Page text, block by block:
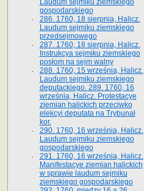
Laudum sejmiku ziemskiego
gospodarskiego
286. 1760, 18 sierpnia, Halicz.
Laudum sejmiku ziemskiego
przedsejmowego
287. 1760, 18 sierpnia, Halicz.
Instrukcya sejmiku ziemskiego
posłom na sejm walny
288. 1760, 15 września, Halicz.
Laudum sejmiku ziemskiego
deputackiego. 289. 1760, 16
września, Halicz. Protestacye
ziemian halickich przeciwko
elekcyi deputata na Trybunał
kor.
290. 1760, 16 września, Halicz.
Laudum sejmiku ziemskiego
gospodarskiego
291. 1760, 16 września, Halicz.
Manifestacye ziemian halickich
w sprawie laudum sejmiku
ziemskiego gospodarskiego